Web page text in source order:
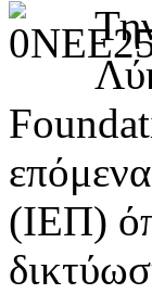
(ΙΕΠ)